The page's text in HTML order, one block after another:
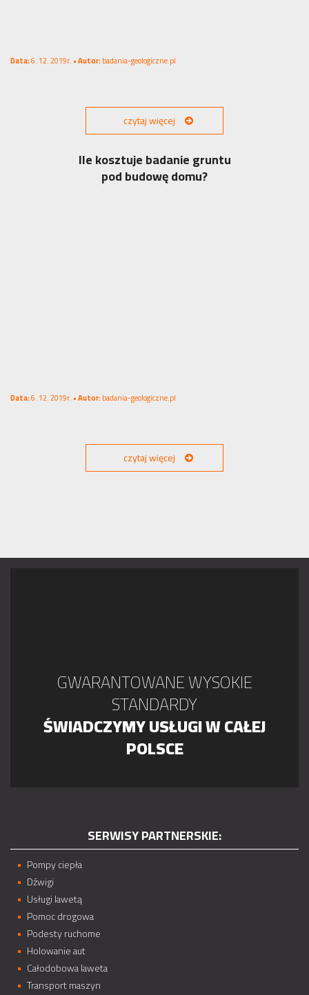
Data:6. 12. 2019r. •Autor:badania-geologiczne.pl
czytaj więcej
Ile kosztuje badanie gruntu
pod budowę domu?
Data:6. 12. 2019r. •Autor:badania-geologiczne.pl
czytaj więcej
GWARANTOWANE WYSOKIE
STANDARDY
ŚWIADCZYMY USŁUGI W CAŁEJ
POLSCE
SERWISY PARTNERSKIE:
Pompy ciepła
Dźwigi
Usługi lawetą
Pomoc drogowa
Podesty ruchome
Holowanie aut
Całodobowa laweta
Transport maszyn